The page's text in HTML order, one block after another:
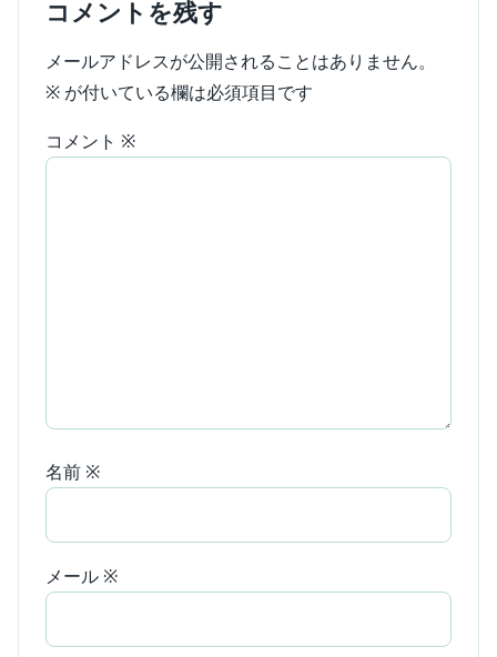
コメントを残す
メールアドレスが公開されることはありません。
※ が付いている欄は必須項目です
コメント ※
名前 ※
メール ※